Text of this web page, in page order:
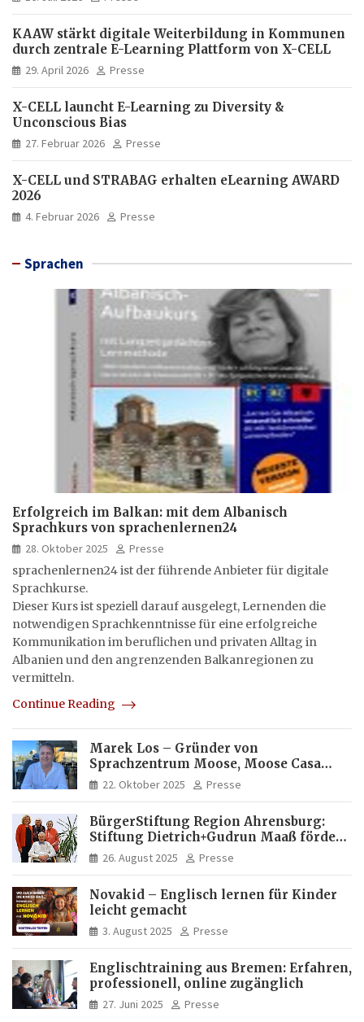
KAAW stärkt digitale Weiterbildung in Kommunen
durch zentrale E-Learning Plattform von X-CELL
29. April 2026 Presse
X-CELL launcht E-Learning zu Diversity &
Unconscious Bias
27. Februar 2026 Presse
X-CELL und STRABAG erhalten eLearning AWARD
2026
4. Februar 2026 Presse
Sprachen
Erfolgreich im Balkan: mit dem Albanisch
Sprachkurs von sprachenlernen24
28. Oktober 2025
Presse
sprachenlernen24 ist der führende Anbieter für digitale
Sprachkurse.
Dieser Kurs ist speziell darauf ausgelegt, Lernenden die
notwendigen Sprachkenntnisse für eine erfolgreiche
Kommunikation im beruflichen und privaten Alltag in
Albanien und den angrenzenden Balkanregionen zu
vermitteln.
Continue Reading
Marek Los – Gründer von
Sprachzentrum Moose, Moose Casa
Italia und Apartamento Brasil |
Internationaler Experte für Bildung
22. Oktober 2025 Presse
BürgerStiftung Region Ahrensburg:
Stiftung Dietrich+Gudrun Maaß fördert
Deutschkenntnisse von Frauen
26. August 2025 Presse
Novakid – Englisch lernen für Kinder
leicht gemacht
3. August 2025 Presse
Englischtraining aus Bremen: Erfahren,
professionell, online zugänglich
27. Juni 2025 Presse